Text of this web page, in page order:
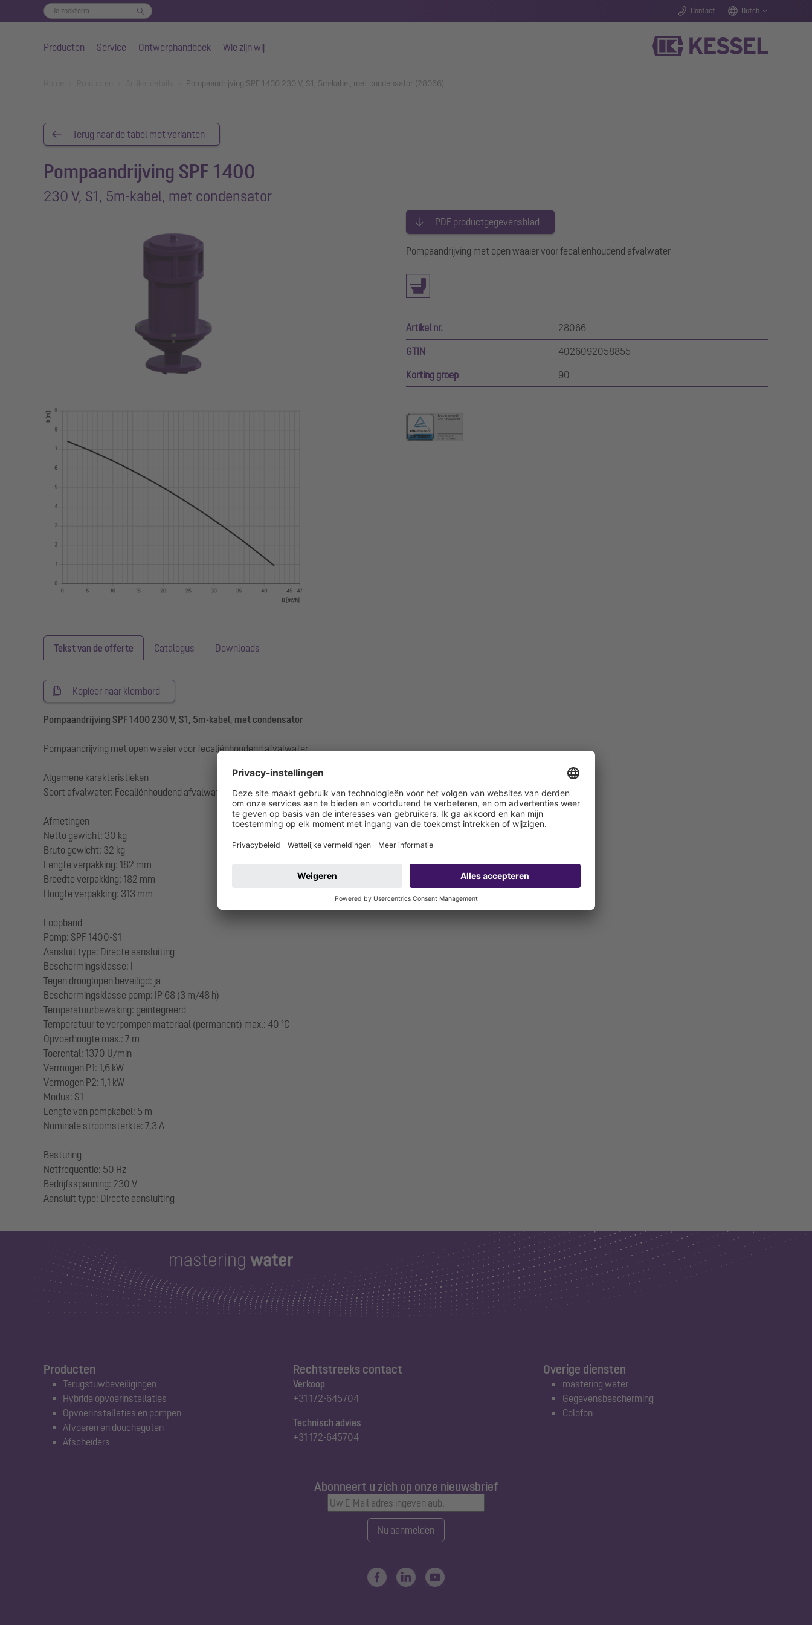
Contact Dutch
Producten Service Ontwerphandboek Wie zijn wij
Pompaandrijving SPF 1400 230 V, S1, 5m-kabel, met condensator (28066)
Terug naar de tabel met varianten
Pompaandrijving SPF 1400
230 V, S1, 5m-kabel, met condensator
PDF productgegevensblad
Pompaandrijving met open waaier voor fecaliënhoudend afvalwater
Artikel nr. 28066
GTIN 4026092058855
Korting groep 90
Tekst van de offerte Catalogus Downloads
Kopieer naar klembord
Pompaandrijving SPF 1400 230 V, S1, 5m-kabel, met condensator
Pompaandrijving met open waaier voor fecaliënhoudend afvalwater
Algemene karakteristieken
Soort afvalwater: Fecaliënhoudend afvalwater
Afmetingen
Netto gewicht: 30 kg
Bruto gewicht: 32 kg
Lengte verpakking: 182 mm
Breedte verpakking: 182 mm
Hoogte verpakking: 313 mm
Loopband
Pomp: SPF 1400-S1
Aansluit type: Directe aansluiting
Beschermingsklasse: I
Tegen drooglopen beveiligd: ja
Beschermingsklasse pomp: IP 68 (3 m/48 h)
Temperatuurbewaking: geïntegreerd
Temperatuur te verpompen materiaal (permanent) max.: 40 °C
Opvoerhoogte max.: 7 m
Toerental: 1370 U/min
Vermogen P1: 1,6 kW
Vermogen P2: 1,1 kW
Modus: S1
Lengte van pompkabel: 5 m
Nominale stroomsterkte: 7,3 A
Besturing
Netfrequentie: 50 Hz
Bedrijfsspanning: 230 V
Producten
Terugstuwbeveiligingen
Hybride opvoerinstallaties
Opvoerinstallaties en pompen
Afvoeren en douchegoten
Afscheiders
Rechtstreeks contact
Verkoop
+31 172-645704
Technisch advies
+31 172-645704
Abonneert u zich op onze nieuwsbrief
Nu aanmelden
Overige diensten
mastering water
Gegevensbescherming
Colofon